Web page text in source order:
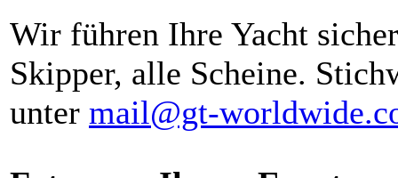
Wir führen Ihre Yacht
Skipper, alle Scheine.
unter mail@gt-